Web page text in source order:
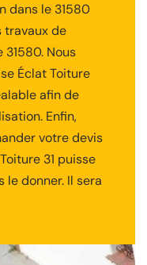
dans le 31580
travaux de
Nous
Éclat Toiture
afin de
Enfin,
votre devis
31 puisse
le donner. Il sera